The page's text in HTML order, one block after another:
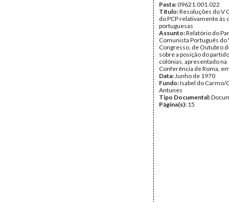
Pasta:09621.001.022
Título:Resoluções do V
do PCP relativamente às
portuguesas
Assunto:Relatório do
Comunista Português do
Congresso, de Outubro
sobre a posição do
colónias, apresentado na
Conferência de Roma,
Data:Junho de 1970
Fundo:Isabel do Carmo/
Antunes
Tipo Documental:
Página(s): 15